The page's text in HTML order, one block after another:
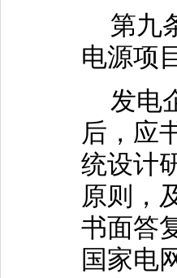
第九
电源项
发电
后，应
统设计
原则，
书面答
国家电